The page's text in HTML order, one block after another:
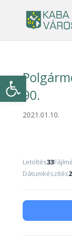
Eszköztár
90.
2021.01.10.
Letöltés33
Dátumkészítés